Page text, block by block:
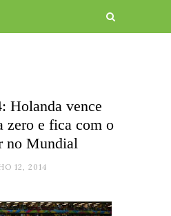
Holanda vence
zero e fica com o
no Mundial
12, 2014